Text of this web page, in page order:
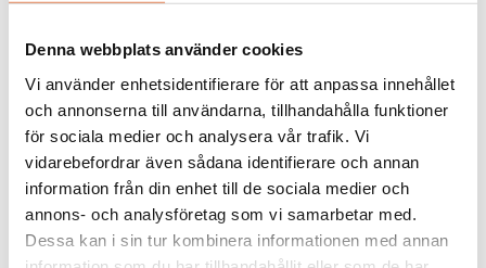
Denna webbplats använder cookies
Vi använder enhetsidentifierare för att anpassa innehållet
och annonserna till användarna, tillhandahålla funktioner
för sociala medier och analysera vår trafik. Vi
vidarebefordrar även sådana identifierare och annan
information från din enhet till de sociala medier och
annons- och analysföretag som vi samarbetar med.
Dessa kan i sin tur kombinera informationen med annan
070/609 33 98, eller Fredrik Hannu på tel 070/175
00 om du vill veta mer direkt, tipsa eller sök
tjänsten via länken här nedan!
Ange i ansökan att du sett annonsen på
besoksliv.se. Se även alla våra lediga jobb på
Besöksliv Jobb på Facebook